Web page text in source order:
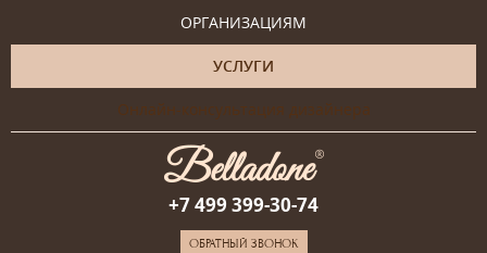
ОРГАНИЗАЦИЯМ
УСЛУГИ
Онлайн-консультация дизайнера
+7 499 399-30-74
ОБРАТНЫЙ ЗВОНОК